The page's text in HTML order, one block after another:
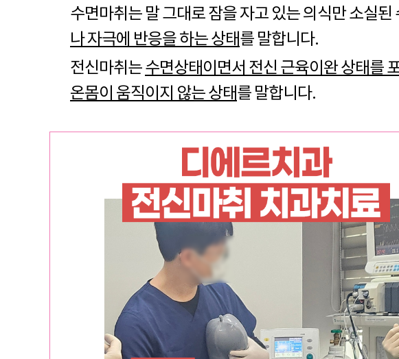
수면마취는 말 그대로 잠을 자고 있는 의식만 소실된
나 자극에 반응을 하는 상태를 말합니다.
전신마취는수면상태이면서 전신 근육이완 상태를
온몸이 움직이지 않는 상태를 말합니다.